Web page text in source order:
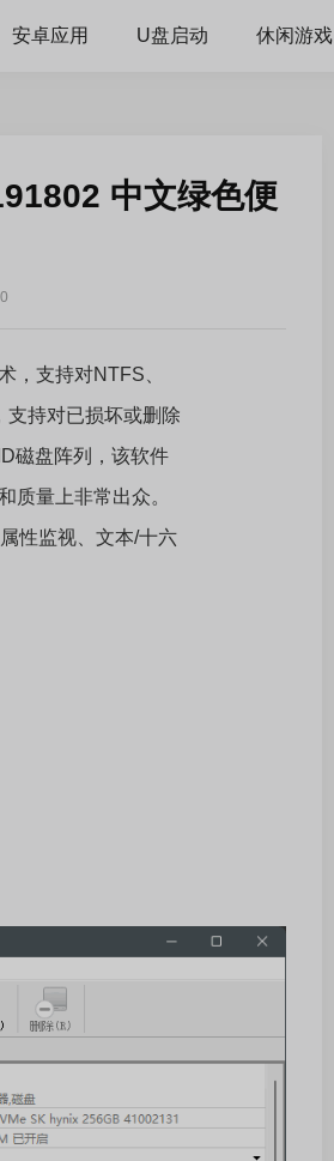
安卓应用 U盘启动 休闲游戏
中文绿色便
0
，支持对NTFS、
支持对已损坏或删除
磁盘阵列，该软件
质量上非常出众。
性监视、文本/十六